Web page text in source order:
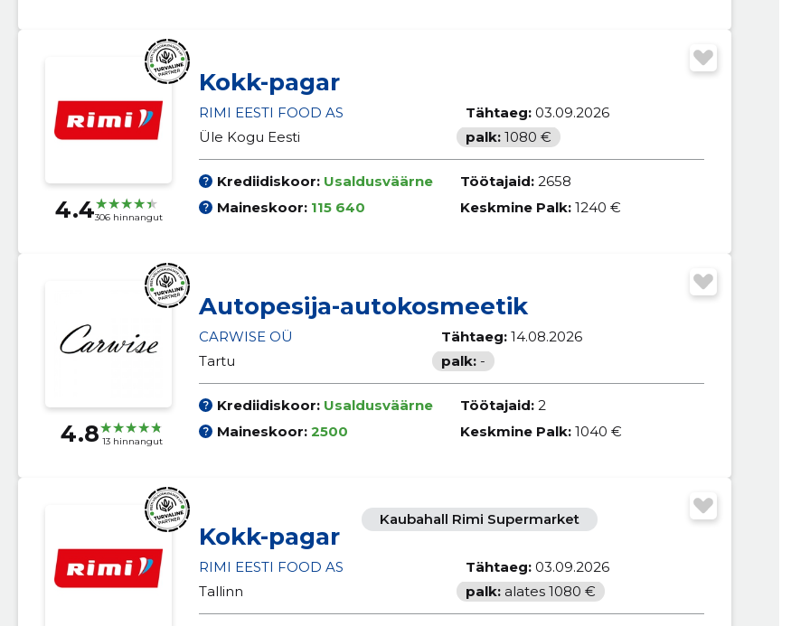
4.4306 hinnangut
Kokk-pagar
RIMI EESTI FOOD AS
Üle Kogu Eesti
Tähtaeg: 03.09.2026
palk: 1080 €
Krediidiskoor: Usaldusväärne
Maineskoor: 115 640
Töötajaid: 2658
Keskmine Palk: 1240 €
4.8 13 hinnangut
Autopesija-autokosmeetik
CARWISE OÜ
Tartu
Tähtaeg:14.08.2026
palk: -
Krediidiskoor: Usaldusväärne
Maineskoor: 2500
Töötajaid: 2
Keskmine Palk: 1040 €
Kokk-pagar
Kaubahall Rimi Supermarket
RIMI EESTI FOOD AS
Tallinn
Tähtaeg: 03.09.2026
palk: alates 1080 €